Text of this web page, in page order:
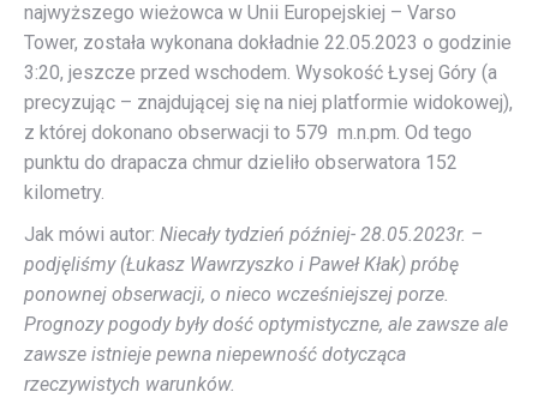
najwyższego wieżowca w Unii Europejskiej – Varso
Tower, została wykonana dokładnie 22.05.2023 o godzinie
3:20, jeszcze przed wschodem. Wysokość Łysej Góry (a
precyzując – znajdującej się na niej platformie widokowej),
z której dokonano obserwacji to 579 m.n.pm. Od tego
punktu do drapacza chmur dzieliło obserwatora 152
kilometry.
Jak mówi autor: Niecały tydzień później- 28.05.2023r. –
podjęliśmy (Łukasz Wawrzyszko i Paweł Kłak) próbę
ponownej obserwacji, o nieco wcześniejszej porze.
Prognozy pogody były dość optymistyczne, ale zawsze ale
zawsze istnieje pewna niepewność dotycząca
rzeczywistych warunków.